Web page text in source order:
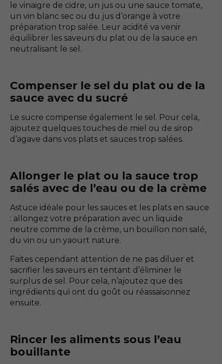
le vinaigre de cidre, un jus ou une sauce tomate,
un vin blanc sec ou du jus d’orange à votre
préparation trop salée. Leur acidité va venir
équilibrer les saveurs du plat ou de la sauce en
neutralisant le sel.
Compenser le sel du plat ou de la
sauce avec du sucré
Le sucre compense également le sel. Pour cela,
ajoutez quelques touches de miel ou de sirop
d’agave dans vos plats et sauces trop salées.
Allonger le plat ou la sauce trop
salés avec de l’eau ou de la crème
Astuce idéale pour les sauces et les plats en sauce
: allongez votre préparation avec un liquide
neutre comme de la crème, un bouillon non salé,
du vin ou un yaourt nature.
Faites cependant attention de ne pas diluer et
sacrifier les saveurs en tentant d’éliminer le
surplus de sel. Pour cela, n’ajoutez que des
ingrédients qui ont du goût ou réassaisonnez
ensuite.
Rincer les aliments sous l’eau
bouillante